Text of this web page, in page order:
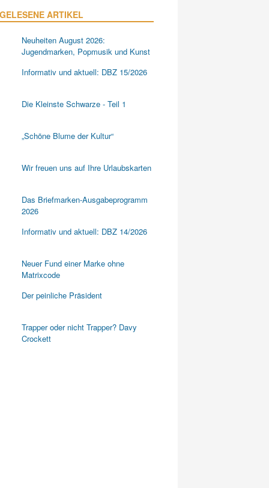
ARTIKEL
Neuheiten August 2026:
Jugendmarken, Popmusik und Kunst
Informativ und aktuell: DBZ 15/2026
Die Kleinste Schwarze - Teil 1
„Schöne Blume der Kultur“
Wir freuen uns auf Ihre Urlaubskarten
Das Briefmarken-Ausgabeprogramm
2026
Informativ und aktuell: DBZ 14/2026
Neuer Fund einer Marke ohne
Matrixcode
Der peinliche Präsident
Trapper oder nicht Trapper? Davy
Crockett